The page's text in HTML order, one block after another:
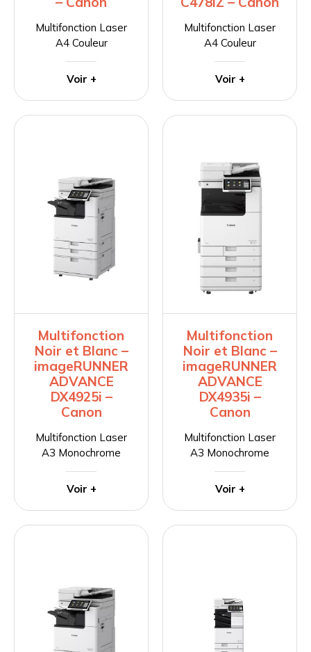
Multifonction Laser
A4 Couleur
Voir +
Multifonction Laser
A4 Couleur
Voir +
Multifonction
Noir et Blanc –
imageRUNNER
ADVANCE
DX4925i –
Canon
Multifonction Laser
A3 Monochrome
Voir +
Multifonction
Noir et Blanc –
imageRUNNER
ADVANCE
DX4935i –
Canon
Multifonction Laser
A3 Monochrome
Voir +